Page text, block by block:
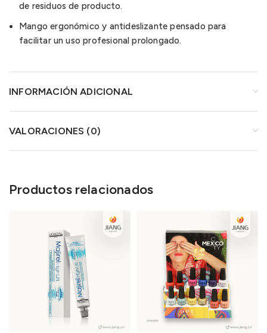
de residuos de producto.
Mango ergonómico y antideslizante pensado para
facilitar un uso profesional prolongado.
INFORMACIÓN ADICIONAL
VALORACIONES (0)
Productos relacionados